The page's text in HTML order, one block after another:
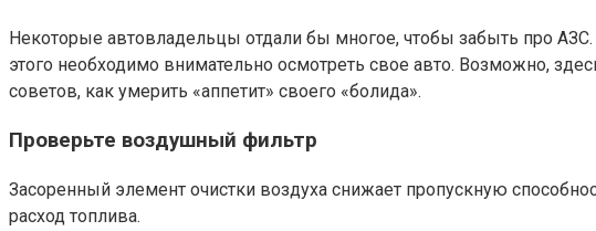
Некоторые автовладельцы отдали бы многое, чтобы забыть про АЗС.
этого необходимо внимательно осмотреть свое авто. Возможно,
советов, как умерить «аппетит» своего «болида».
Проверьте воздушный фильтр
Засоренный элемент очистки воздуха снижает пропускную
расход топлива.